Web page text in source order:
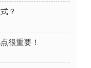
？
很重要！